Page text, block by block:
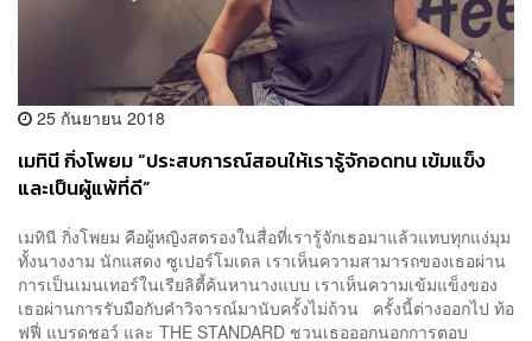
25 กันยายน 2018
เมทินี กิ่งโพยม “ประสบการณ์สอนให้เรารู้จักอดทน เข้มแข็ง
และเป็นผู้แพ้ที่ดี”
เมทินี กิ่งโพยม คือผู้หญิงสตรองในสื่อที่เรารู้จักเธอมาแล้วแทบทุกแง่มุม
ทั้งนางงาม นักแสดง ซูเปอร์โมเดล เราเห็นความสามารถของเธอผ่าน
การเป็นเมนเทอร์ในเรียลิตี้ค้นหานางแบบ เราเห็นความเข้มแข็งของ
เธอผ่านการรับมือกับคำวิจารณ์มานับครั้งไม่ถ้วน ครั้งนี้ต่างออกไป ท้อ
ฟฟี่ แบรดชอว์ และ THE STANDARD ชวนเธอออกนอกการตอบ